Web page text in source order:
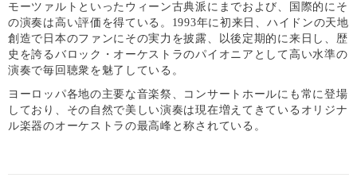
モーツァルトといったウィーン古典派にまでおよび、国際的にそ
の演奏は高い評価を得ている。1993年に初来日、ハイドンの天地
創造で日本のファンにその実力を披露、以後定期的に来日し、歴
史を誇るバロック・オーケストラのパイオニアとして高い水準の
演奏で毎回聴衆を魅了している。
ヨーロッパ各地の主要な音楽祭、コンサートホールにも常に登場
しており、その自然で美しい演奏は現在増えてきているオリジナ
ル楽器のオーケストラの最高峰と称されている。